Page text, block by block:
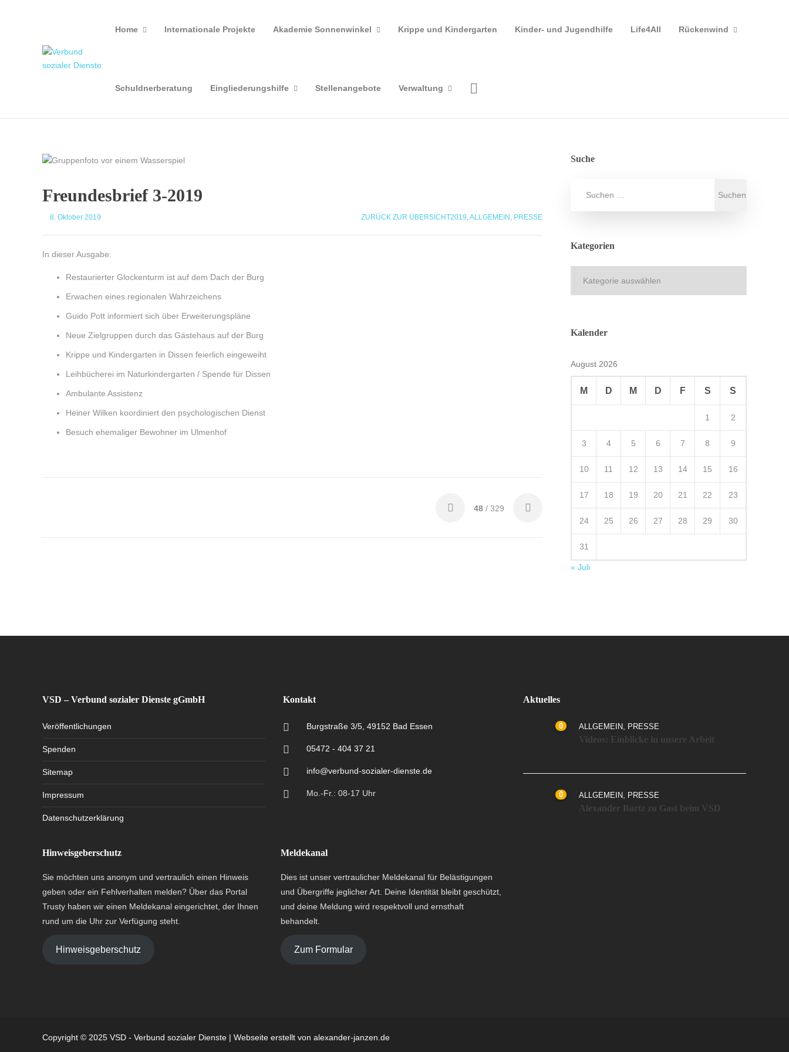
Home Internationale Projekte Akademie Sonnenwinkel Krippe und Kindergarten Kinder- und Jugendhilfe Life4All Rückenwind
Schuldnerberatung Eingliederungshilfe Stellenangebote Verwaltung
Freundesbrief 3-2019
8. Oktober 2019 ZURÜCK ZUR ÜBERSICHT2019,ALLGEMEIN , PRESSE
In dieser Ausgabe:
Restaurierter Glockenturm ist auf dem Dach der Burg
Erwachen eines regionalen Wahrzeichens
Guido Pott informiert sich über Erweiterungspläne
Neue Zielgruppen durch das Gästehaus auf der Burg
Krippe und Kindergarten in Dissen feierlich eingeweiht
Leihbücherei im Naturkindergarten / Spende für Dissen
Ambulante Assistenz
Heiner Wilken koordiniert den psychologischen Dienst
Besuch ehemaliger Bewohner im Ulmenhof
48 / 329
Suche
Kategorien
Kalender
August 2026
M D M D F S S
1 2
3 4 5 6 7 8 9
10 11 12 13 14 15 16
17 18 19 20 21 22 23
24 25 26 27 28 29 30
31
« Juli
VSD – Verbund sozialer Dienste gGmbH
Veröffentlichungen
Spenden
Sitemap
Impressum
Datenschutzerklärung
Kontakt
Burgstraße 3/5, 49152 Bad Essen
05472 - 404 37 21
info@verbund-sozialer-dienste.de
Mo.-Fr.: 08-17 Uhr
Aktuelles
0 ALLGEMEIN PRESSE
Videos: Einblicke in unsere Arbeit
0 ALLGEMEIN PRESSE
Alexander Bartz zu Gast beim VSD
Hinweisgeberschutz
Sie möchten uns anonym und vertraulich einen Hinweis
geben oder ein Fehlverhalten melden? Über das Portal
Trusty haben wir einen Meldekanal eingerichtet, der Ihnen
rund um die Uhr zur Verfügung steht.
Hinweisgeberschutz
Meldekanal
Dies ist unser vertraulicher Meldekanal für Belästigungen
und Übergriffe jeglicher Art. Deine Identität bleibt geschützt,
und deine Meldung wird respektvoll und ernsthaft
behandelt.
Zum Formular
Copyright © 2025 VSD - Verbund sozialer Dienste | Webseite erstellt von alexander-janzen.de